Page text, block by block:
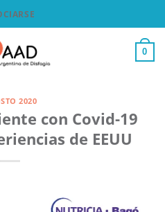
0
2020
con Covid-19
de EEUU